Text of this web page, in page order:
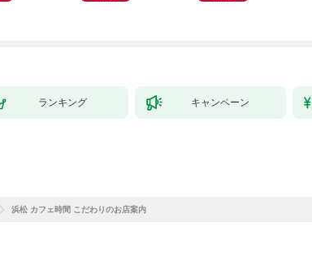
ランキング キャンペーン
浜松 カフェ時間 こだわりのお店案内